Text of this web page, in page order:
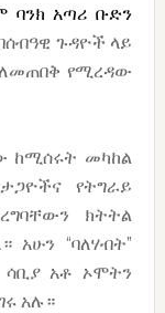
ባንክ አጣሪ ቡድን
ጉዳዮች ላይ
የሚረዳው
ከሚሰሩት መካከል
የትግራይ
ክትትል
“ባለሃብት”
አቶ ኦሞትን
አሉ።